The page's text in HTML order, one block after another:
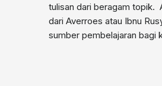
tulisan dari beragam topik.
dari Averroes atau Ibnu
sumber pembelajaran bagi